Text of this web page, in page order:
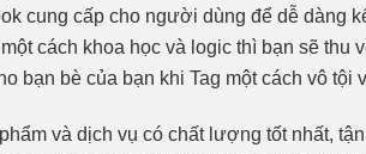
cung cấp cho người dùng để dễ dàng
cách khoa học và logic thì bạn sẽ thu
bạn bè của bạn khi Tag một cách vô tội
và dịch vụ có chất lượng tốt nhất,